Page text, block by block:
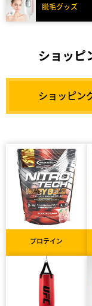
脱毛グッズ
ショッピ
ショッピン
プロテイン